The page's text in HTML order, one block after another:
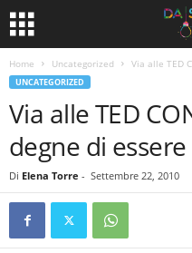
Home Uncategorized Via alle TED
UNCATEGORIZED
Via alle TED
degne di
Di Elena Torre - Settembre 22, 2010